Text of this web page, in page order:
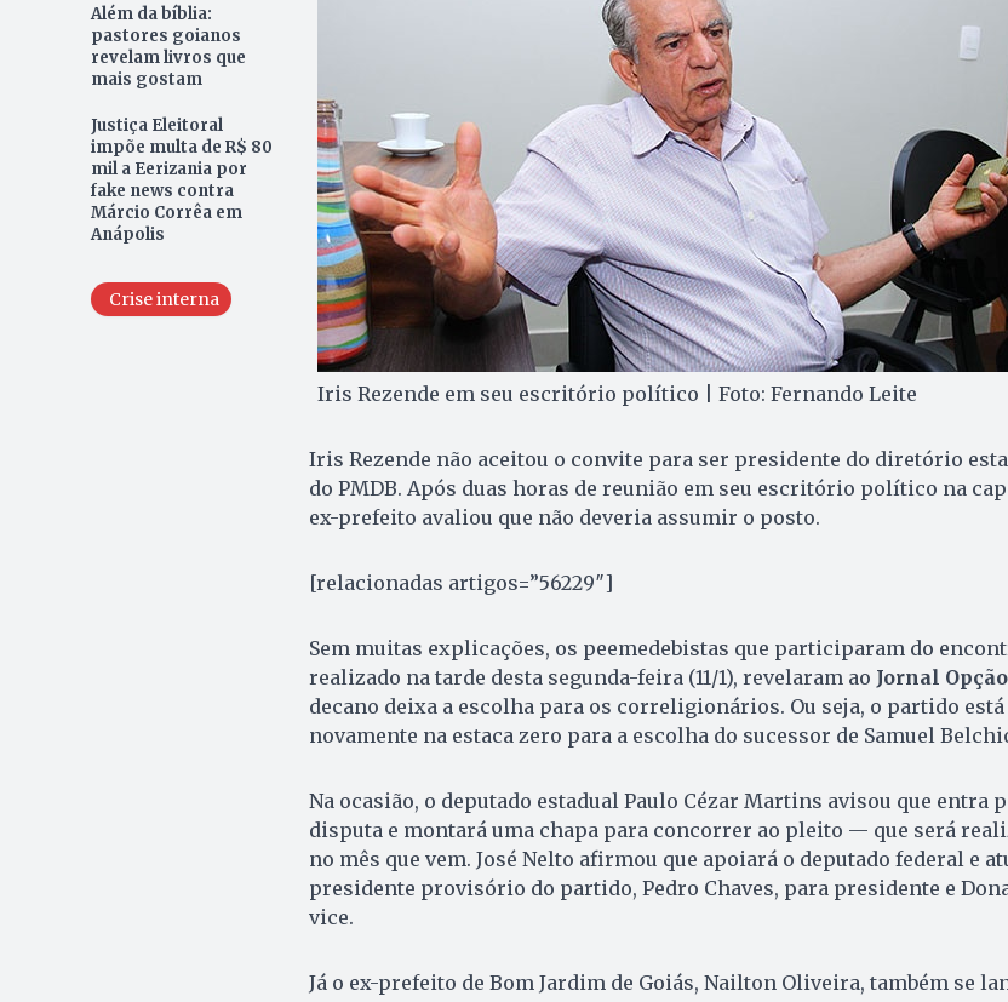
Além da bíblia:
pastores goianos
revelam livros que
mais gostam
Justiça Eleitoral
impõe multa de R$ 80
mil a Eerizania por
fake news contra
Márcio Corrêa em
Anápolis
Crise interna
Iris Rezende em seu escritório político | Foto: Fernando Leite
Iris Rezende não aceitou o convite para ser presidente do diretório
do PMDB. Após duas horas de reunião em seu escritório político na
ex-prefeito avaliou que não deveria assumir o posto.
[relacionadas artigos=”56229″]
Sem muitas explicações, os peemedebistas que participaram do
realizado na tarde desta segunda-feira (11/1), revelaram ao Jornal Opção
decano deixa a escolha para os correligionários. Ou seja, o partido está
novamente na estaca zero para a escolha do sucessor de Samuel
Na ocasião, o deputado estadual Paulo Cézar Martins avisou que entra
disputa e montará uma chapa para concorrer ao pleito — que será
no mês que vem. José Nelto afirmou que apoiará o deputado federal e
presidente provisório do partido, Pedro Chaves, para presidente e
vice.
Já o ex-prefeito de Bom Jardim de Goiás, Nailton Oliveira, também se